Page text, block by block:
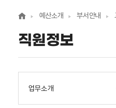
예산소개 부서안내
직원정보
업무소개